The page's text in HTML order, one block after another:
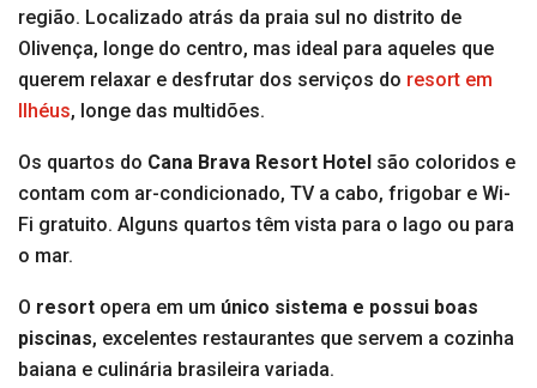
região. Localizado atrás da praia sul no distrito de
Olivença, longe do centro, mas ideal para aqueles que
querem relaxar e desfrutar dos serviços do resort em
Ilhéus, longe das multidões.
Os quartos do Cana Brava Resort Hotel são coloridos e
contam com ar-condicionado, TV a cabo, frigobar e Wi-
Fi gratuito. Alguns quartos têm vista para o lago ou para
o mar.
O resort opera em um único sistema e possui boas
piscinas, excelentes restaurantes que servem a cozinha
baiana e culinária brasileira variada.